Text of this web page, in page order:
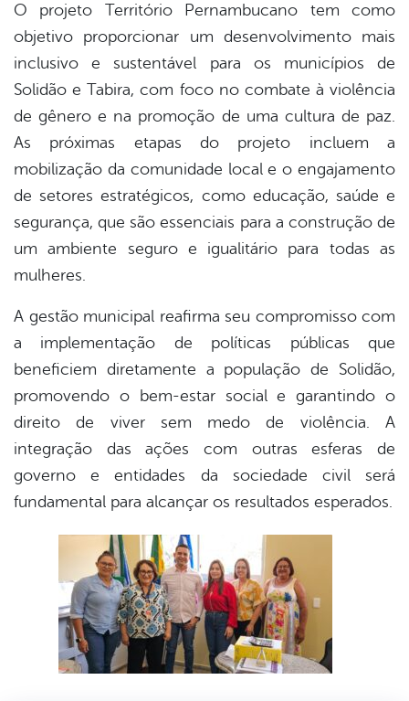
O projeto Território Pernambucano tem como
objetivo proporcionar um desenvolvimento mais
inclusivo e sustentável para os municípios de
Solidão e Tabira, com foco no combate à violência
de gênero e na promoção de uma cultura de paz.
As próximas etapas do projeto incluem a
mobilização da comunidade local e o engajamento
de setores estratégicos, como educação, saúde e
segurança, que são essenciais para a construção de
um ambiente seguro e igualitário para todas as
mulheres.
A gestão municipal reafirma seu compromisso com
a implementação de políticas públicas que
beneficiem diretamente a população de Solidão,
promovendo o bem-estar social e garantindo o
direito de viver sem medo de violência. A
integração das ações com outras esferas de
governo e entidades da sociedade civil será
fundamental para alcançar os resultados esperados.